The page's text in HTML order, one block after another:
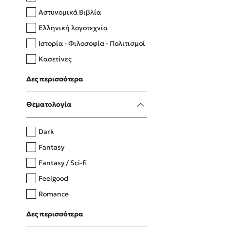
Δανάη Δεληγεώργη
Πάνω, κάτω, μπροστά, πίσω
Η μέθοδος Αφήστε τους
Αστυνομικά Βιβλία
Ελληνική λογοτεχνία
Ιστορία - Φιλοσοφία - Πολιτισμοί
Κασετίνες
Λευκώματα - Έγχρωμοι οδηγοί
Μαγειρική
Δες περισσότερα
Θεματολογία
Dark
Fantasy
Fantasy / Sci-fi
Feelgood
Romance
Upmarket
Young Adult
Δες περισσότερα